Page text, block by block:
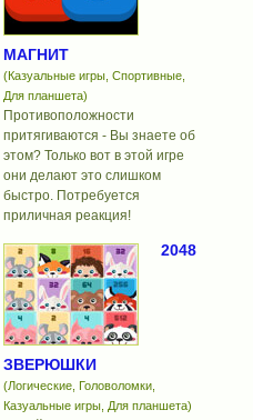
МАГНИТ
(Казуальные игры, Спортивные,
Для планшета)
Противоположности
притягиваются - Вы знаете об
этом? Только вот в этой игре
они делают это слишком
быстро. Потребуется
приличная реакция!
2048
ЗВЕРЮШКИ
(Логические, Головоломки,
Казуальные игры, Для планшета)